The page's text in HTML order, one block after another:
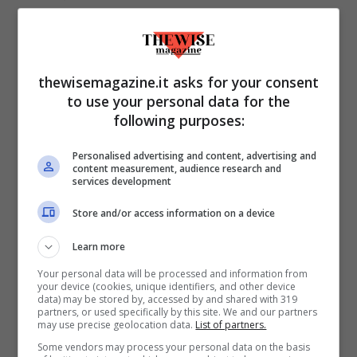
aperta – TheWiseMagazine.it
la formazione che porta al naso
chiuso, e di conseguenza a dormire con la
bocca aperta,può essere innescata da
allergie o da un setto nasale deviato
Inoltre lacongestione nasale può anche
sorgere in presenza dell’assunzione di
alcuni farmaci.
Naturalmente, questo problema
peggiorare nel momento in cui ci
stendiamo a letto. Quando ci sdraiamo,
spiega il chirurgo,
i vasi sanguigni che
thewisemagazine.it asks for your consent
to use your personal data for the
following purposes:
Personalised advertising and content, advertising and
content measurement, audience research and
services development
Store and/or access information on a device
Learn more
Your personal data will be processed and information from
your device (cookies, unique identifiers, and other device
data) may be stored by, accessed by and shared with 319
partners, or used specifically by this site. We and our partners
may use precise geolocation data. List of partners.
Some vendors may process your personal data on the basis